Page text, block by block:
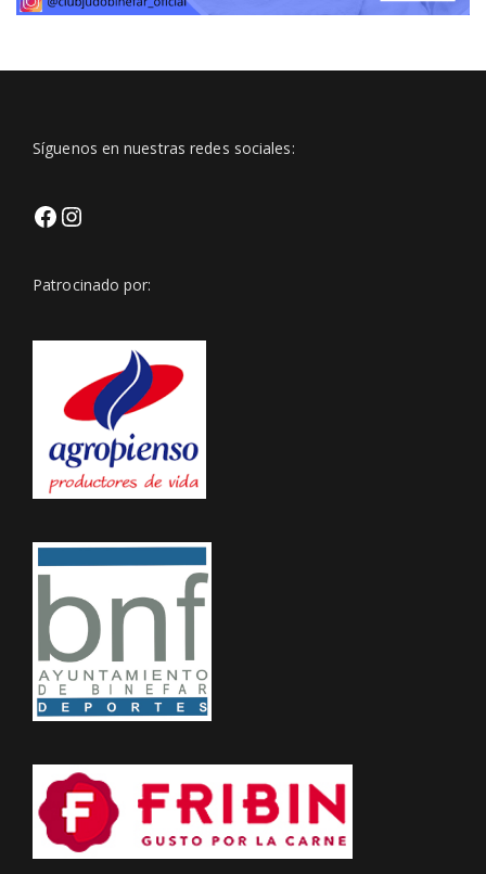
Síguenos en nuestras redes sociales:
Igsh=Z3BveWt0bmxjNmVp
Patrocinado por: